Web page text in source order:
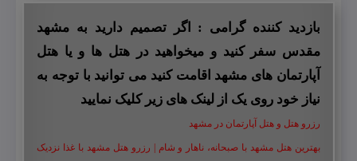
بازدید کننده گرامی : اگر تصمیم دارید به مشهد
مقدس سفر کنید و میخواهید در هتل ها و یا هتل
آپارتمان های مشهد اقامت کنید می توانید با توجه به
نیاز خود روی یک از لینک های زیر کلیک نمایید
رزرو هتل و هتل آپارتمان در مشهد
بهترین هتل مشهد با صبحانه، ناهار و شام | رزرو هتل مشهد با غذا نزدیک